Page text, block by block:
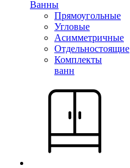
Ванны
Прямоугольные
Угловые
Асимметричные
Отдельностоящие
Комплекты
ванн